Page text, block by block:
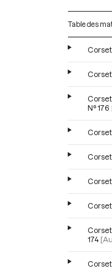
Table des
Corset
Corset
N° 176
Corset
Corset
174
Corset